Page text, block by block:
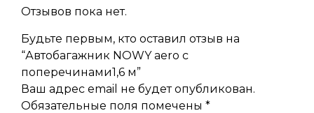
Отзывов пока нет.
Будьте первым, кто оставил отзыв на
“Автобагажник NOWY aero с
поперечинами1,6 м”
Ваш адрес email не будет опубликован.
Обязательные поля помечены *